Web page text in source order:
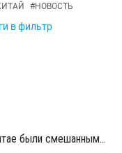
#НОВОСТЬ
в фильтр
Цены бутылочного ПЭТ гранулята в Китае были смешанными в феврале